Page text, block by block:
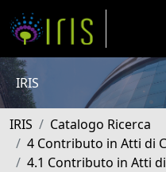
IRIS
IRIS
Catalogo Ricerca
4 Contributo in Atti di
4.1 Contributo in Atti